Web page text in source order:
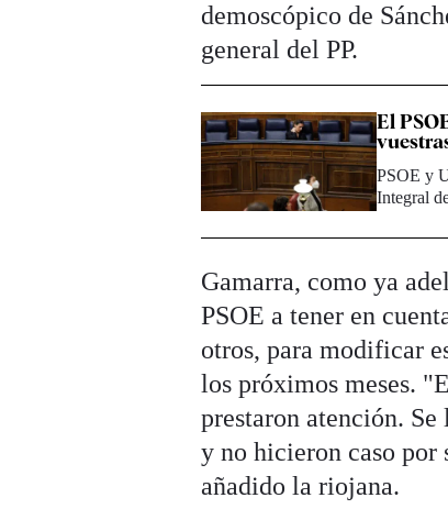
demoscópico de
general del PP.
El
PSOE y
Integral
Gamarra, como ya
PSOE a tener en
otros, para modificar
los próximos meses.
prestaron atención.
y no hicieron caso
añadido la riojana.